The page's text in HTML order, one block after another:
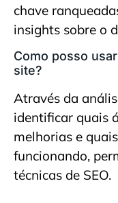
chave
insights sobre o
Como posso
site?
Através da
identificar quais
melhorias e
funcionando,
técnicas de SEO.